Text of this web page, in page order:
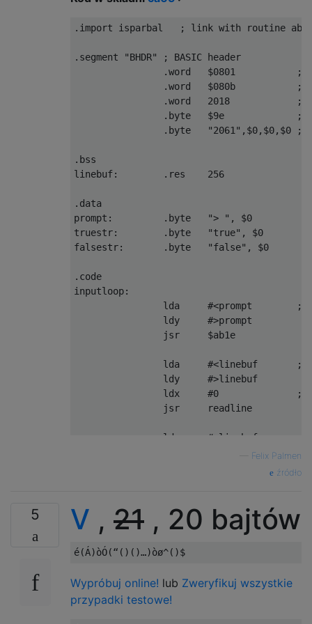
E8          INX                 ; and
90 D7       BCC .next           ; otherwise
.import isparbal   ; link with routine
.segment "BHDR" ; BASIC header
.word   $0801           ;
.word   $080b           ;
.word   2018            ;
.byte   $9e             ;
.byte   "2061",$0,$0,$0 ;
.bss
linebuf:        .res    256
.data
prompt:         .byte   "> ", $0
truestr:        .byte   "true", $0
falsestr:       .byte   "false", $0
.code
inputloop:
lda     #<prompt        ;
                ldy     #>prompt
                jsr     $ab1e
lda     #<linebuf       ;
                ldy     #>linebuf
ldx     #0              ;
                jsr     readline
lda     #<linebuf       ;
                bcs     isfalse
                ldy     #>truestr
isfalse:        lda     #<falsestr
                ldy     #>falsestr
Felix Palmen
źródło
5 V , 21 , 20 bajtów
Wypróbuj online! lub Zweryfikuj wszystkie
przypadki testowe!